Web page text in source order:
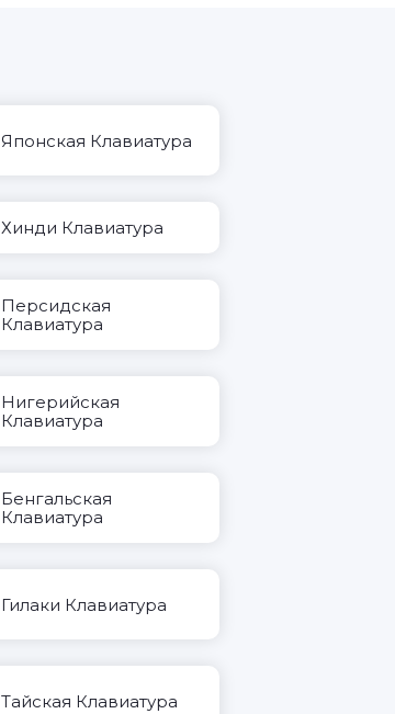
Японская Клавиатура
Хинди Клавиатура
Персидская
Клавиатура
Нигерийская
Клавиатура
Бенгальская
Клавиатура
Гилаки Клавиатура
Тайская Клавиатура